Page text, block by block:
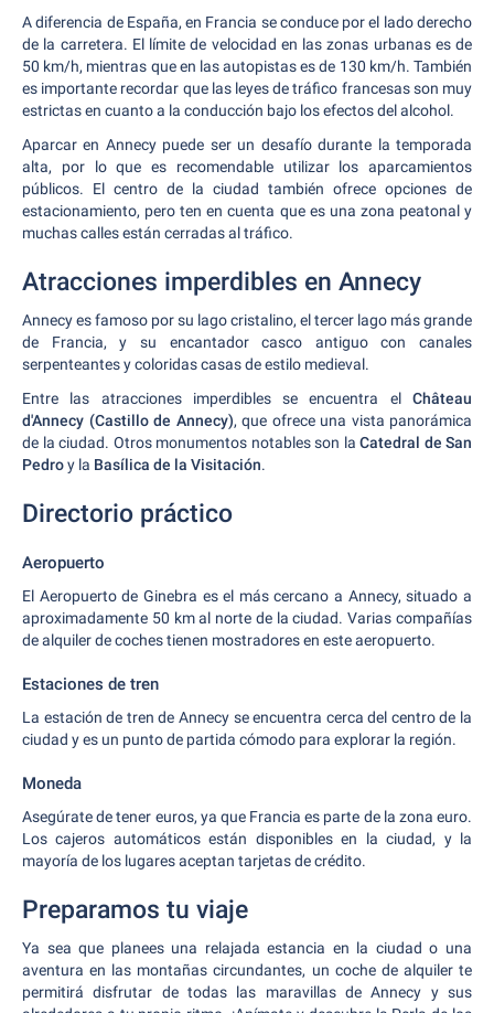
A diferencia de España, en Francia se conduce por el lado derecho
de la carretera. El límite de velocidad en las zonas urbanas es de
50 km/h, mientras que en las autopistas es de 130 km/h. También
es importante recordar que las leyes de tráfico francesas son muy
estrictas en cuanto a la conducción bajo los efectos del alcohol.
Aparcar en Annecy puede ser un desafío durante la temporada
alta, por lo que es recomendable utilizar los aparcamientos
públicos. El centro de la ciudad también ofrece opciones de
estacionamiento, pero ten en cuenta que es una zona peatonal y
muchas calles están cerradas al tráfico.
Atracciones imperdibles en Annecy
Annecy es famoso por su lago cristalino, el tercer lago más grande
de Francia, y su encantador casco antiguo con canales
serpenteantes y coloridas casas de estilo medieval.
Entre las atracciones imperdibles se encuentra el Château
d'Annecy (Castillo de Annecy), que ofrece una vista panorámica
de la ciudad. Otros monumentos notables son la Catedral de San
Pedroy la Basílica de la Visitación.
Directorio práctico
Aeropuerto
El Aeropuerto de Ginebra es el más cercano a Annecy, situado a
aproximadamente 50 km al norte de la ciudad. Varias compañías
de alquiler de coches tienen mostradores en este aeropuerto.
Estaciones de tren
La estación de tren de Annecy se encuentra cerca del centro de la
ciudad y es un punto de partida cómodo para explorar la región.
Moneda
Asegúrate de tener euros, ya que Francia es parte de la zona euro.
Los cajeros automáticos están disponibles en la ciudad, y la
mayoría de los lugares aceptan tarjetas de crédito.
Preparamos tu viaje
Ya sea que planees una relajada estancia en la ciudad o una
aventura en las montañas circundantes, un coche de alquiler te
permitirá disfrutar de todas las maravillas de Annecy y sus